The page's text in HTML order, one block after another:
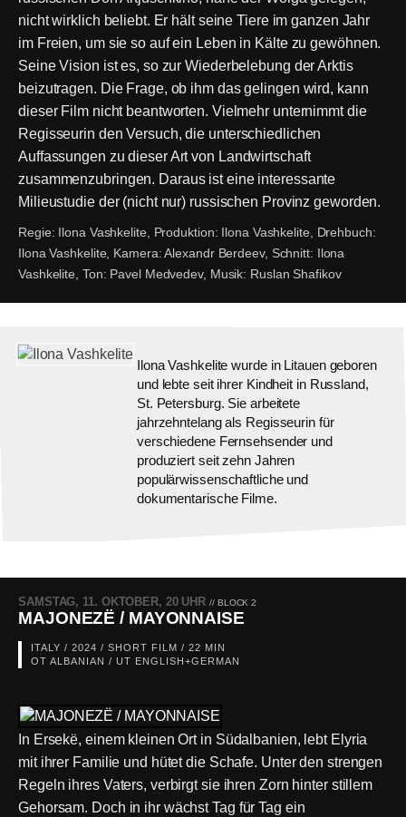
nicht wirklich beliebt. Er hält seine Tiere im ganzen Jahr
im Freien, um sie so auf ein Leben in Kälte zu gewöhnen.
Seine Vision ist es, so zur Wiederbelebung der Arktis
beizutragen. Die Frage, ob ihm das gelingen wird, kann
dieser Film nicht beantworten. Vielmehr unternimmt die
Regisseurin den Versuch, die unterschiedlichen
Auffassungen zu dieser Art von Landwirtschaft
zusammenzubringen. Daraus ist eine interessante
Milieustudie der (nicht nur) russischen Provinz geworden.
Regie: Ilona Vashkelite, Produktion: Ilona Vashkelite, Drehbuch:
Ilona Vashkelite, Kamera:Alexandr Berdeev, Schnitt: Ilona
Vashkelite, Ton: Pavel Medvedev, Musik: Ruslan Shafikov
Ilona Vashkelite wurde in Litauen geboren
und lebte seit ihrer Kindheit in Russland,
St. Petersburg. Sie arbeitete
jahrzehntelang als Regisseurin für
verschiedene Fernsehsender und
produziert seit zehn Jahren
populärwissenschaftliche und
dokumentarische Filme.
SAMSTAG, 11. OKTOBER, 20 UHR// BLOCK 2
MAJONEZË / MAYONNAISE
ITALY / 2024 / SHORT FILM / 22 MIN
OT ALBANIAN / UT ENGLISH+GERMAN
In Ersekë, einem kleinen Ort in Südalbanien, lebt Elyria
mit ihrer Familie und hütet die Schafe. Unter den strengen
Regeln ihres Vaters, verbirgt sie ihren Zorn hinter stillem
Gehorsam. Doch in ihr wächst Tag für Tag ein